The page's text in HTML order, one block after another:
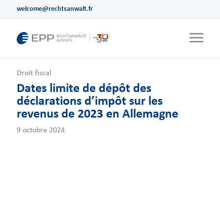
welcome@rechtsanwalt.fr
Droit fiscal
Dates limite de dépôt des
déclarations d’impôt sur les
revenus de 2023 en Allemagne
9 octobre 2024